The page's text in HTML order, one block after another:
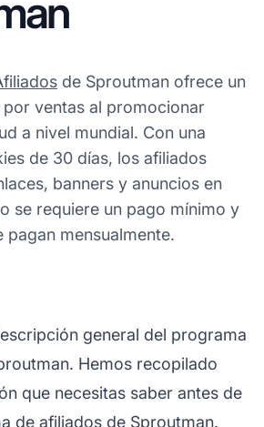
de Sproutman ofrece un
ventas al promocionar
a nivel mundial. Con una
de 30 días, los afiliados
banners y anuncios en
se requiere un pago mínimo y
pagan mensualmente.
general del programa
Hemos recopilado
que necesitas saber antes de
de afiliados de Sproutman.